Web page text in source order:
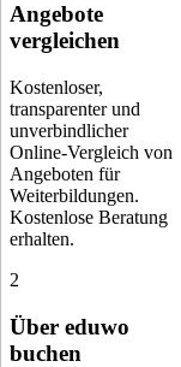
Angebote
vergleichen
Kostenloser,
transparenter und
unverbindlicher
Online-Vergleich von
Angeboten für
Weiterbildungen.
Kostenlose Beratung
erhalten.
2
Über eduwo
buchen